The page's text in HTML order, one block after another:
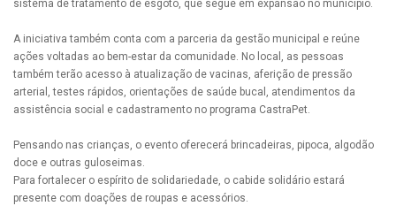
sistema de tratamento de esgoto, que segue em expansão no município.
A iniciativa também conta com a parceria da gestão municipal e reúne
ações voltadas ao bem-estar da comunidade. No local, as pessoas
também terão acesso à atualização de vacinas, aferição de pressão
arterial, testes rápidos, orientações de saúde bucal, atendimentos da
assistência social e cadastramento no programa CastraPet.
Pensando nas crianças, o evento oferecerá brincadeiras, pipoca, algodão
doce e outras guloseimas.
Para fortalecer o espírito de solidariedade, o cabide solidário estará
presente com doações de roupas e acessórios.